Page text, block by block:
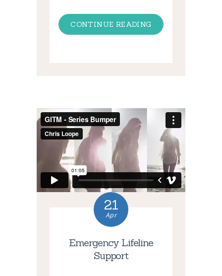
CONTINUE READING
21
Apr
Emergency Lifeline
Support